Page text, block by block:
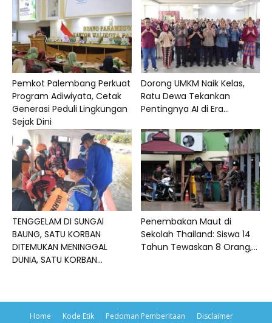
Pemkot Palembang Perkuat
Program Adiwiyata, Cetak
Generasi Peduli Lingkungan
Sejak Dini
Dorong UMKM Naik Kelas,
Ratu Dewa Tekankan
Pentingnya AI di Era...
TENGGELAM DI SUNGAI
BAUNG, SATU KORBAN
DITEMUKAN MENINGGAL
DUNIA, SATU KORBAN...
Penembakan Maut di
Sekolah Thailand: Siswa 14
Tahun Tewaskan 8 Orang,...
Home Kode Etik Pedoman Pemberitaan Disclaimer